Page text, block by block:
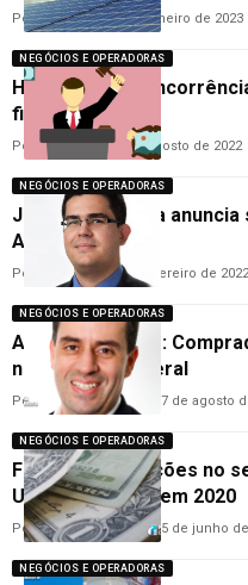
PorAna Cláudia24 de janeiro de 2023
NEGÓCIOS E OPERADORAS
Highline terá
fixas da Oi
Por Cleane Lima18 de agosto de 2022
NEGÓCIOS E OPERADORAS
Janilson Bezerra anuncia
American Tower
Por Cleane Lima4 de fevereiro de 2022
NEGÓCIOS E OPERADORAS
American Tower:
novo gerente geral
PorHemerson Brandão 17 de agosto
NEGÓCIOS E OPERADORAS
Fusões e aquisições no
US$ 183 bilhões em 2020
PorHemerson Brandão15 de junho de
NEGÓCIOS E OPERADORAS